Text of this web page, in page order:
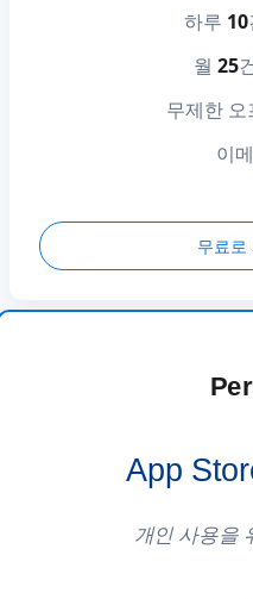
하루 10
월 25
무제한 오
이
무료로
App
개인 사용을